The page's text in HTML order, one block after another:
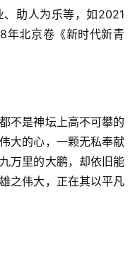
助人为乐等，如2021
年北京卷《新时代新青
不是神坛上高不可攀的
大的心，一颗无私奉献
万里的大鹏，却依旧能
之伟大，正在其以平凡